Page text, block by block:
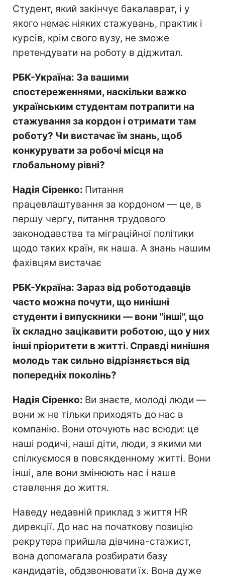
Студент, який закінчує бакалаврат, і у
якого немає ніяких стажувань, практик і
курсів, крім свого вузу, не зможе
претендувати на роботу в діджитал.
РБК-Україна: За вашими
спостереженнями, наскільки важко
українським студентам потрапити на
стажування за кордон і отримати там
роботу? Чи вистачає їм знань, щоб
конкурувати за робочі місця на
глобальному рівні?
Надія Сіренко: Питання
працевлаштування за кордоном — це, в
першу чергу, питання трудового
законодавства та міграційної політики
щодо таких країн, як наша. А знань нашим
фахівцям вистачає
РБК-Україна: Зараз від роботодавців
часто можна почути, що нинішні
студенти і випускники — вони "інші", що
їх складно зацікавити роботою, що у них
інші пріоритети в житті. Справді нинішня
молодь так сильно відрізняється від
попередніх поколінь?
Надія Сіренко: Ви знаєте, молоді люди —
вони ж не тільки приходять до нас в
компанію. Вони оточують нас всюди: це
наші родичі, наші діти, люди, з якими ми
спілкуємося в повсякденному житті. Вони
інші, але вони змінюють нас і наше
ставлення до життя.
Наведу недавній приклад з життя HR
дирекції. До нас на початкову позицію
рекрутера прийшла дівчина-стажист,
вона допомагала розбирати базу
кандидатів, обдзвонювати їх. Вона дуже